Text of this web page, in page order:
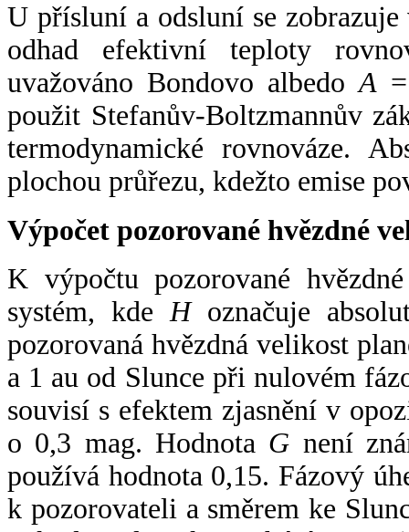
U přísluní a odsluní se
odhad efektivní teploty
uvažováno Bondovo albedoA
použit Stefanův-Boltzmannův
termodynamické rovnováze.
plochou průřezu, kdežto emise
Výpočet pozorované hvězdné
K výpočtu pozorované
systém, kde Hoznačuje
pozorovaná hvězdná velikost
a 1 au od Slunce při nulovém
souvisí s efektem zjasnění v
o 0,3 mag. Hodnota G není
používá hodnota 0,15. Fázový
k pozorovateli a směrem ke